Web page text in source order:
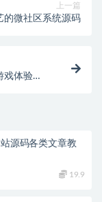
上一篇
的微社区系统源码
体验宣
源码各类文章教
19.9